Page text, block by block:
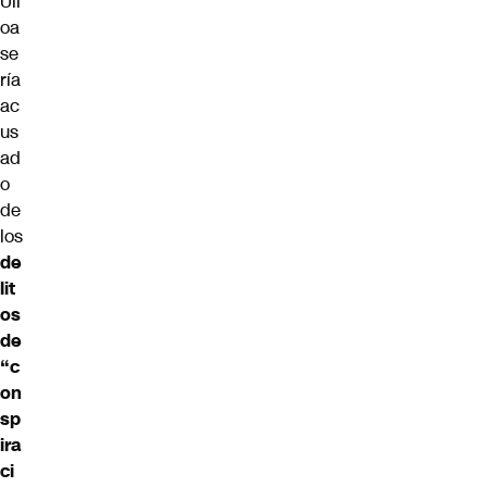
oa
se
ría
ac
us
ad
o
de
los
de
lit
os
de
“c
on
sp
ira
ci